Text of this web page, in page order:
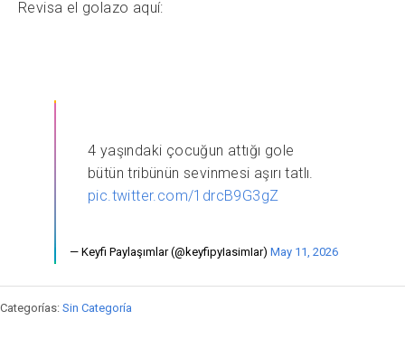
Revisa el golazo aquí:
4 yaşındaki çocuğun attığı gole
bütün tribünün sevinmesi aşırı tatlı.
pic.twitter.com/1drcB9G3gZ
— Keyfi Paylaşımlar (@keyfipyIasimIar) May 11, 2026
Categorías: Sin Categoría